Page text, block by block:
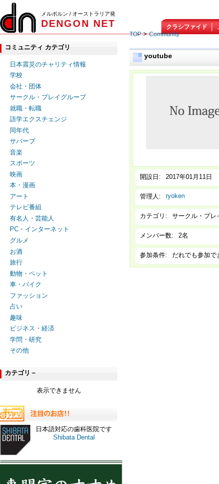
メルボルン / オーストラリア発
DENGON NET クラシファイド
コミュニティ カテゴリ
日本震災のチャリティ情報
学校
会社・団体
サークル・プレイグループ
就職・転職
語学エクスチェンジ
同年代
サバーブ
音楽
スポーツ
映画
本・漫画
アート
テレビ番組
有名人・芸能人
PC・インターネット
グルメ
お酒
旅行
動物・ペット
車・バイク
ファッション
占い
趣味
ビジネス・経済
学問・研究
その他
カテゴリ－
表示できません
日本語対応の歯科医院です
Shibata Dental
TOP> Community
youtube
開設日: 2017年01月11日
管理人: ryoken
カテゴリ: サークル・プレ
メンバー数: 2名
参加条件: だれでも参加で